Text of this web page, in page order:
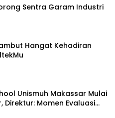
Sentra Garam Industri
Hangat Kehadiran
Unismuh Makassar Mulai
Direktur: Momen Evaluasi